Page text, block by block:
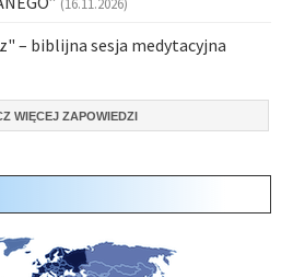
(16.11.2026)
– biblijna sesja medytacyjna
WIĘCEJ ZAPOWIEDZI